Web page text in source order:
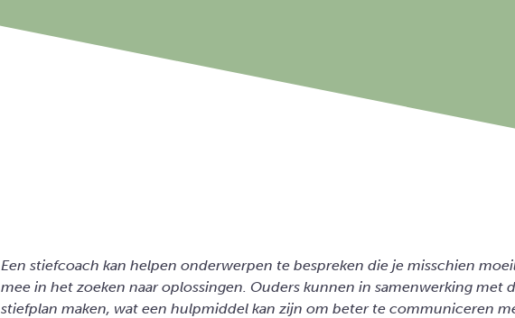
Een stiefcoach kan helpen onderwerpen te bespreken die je misschien
mee in het zoeken naar oplossingen. Ouders kunnen in samenwerking met
stiefplan maken, wat een hulpmiddel kan zijn om beter te communiceren